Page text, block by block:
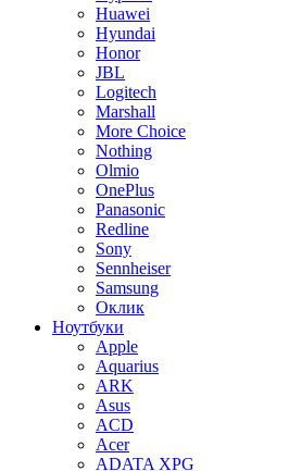
Huawei
Hyundai
Honor
JBL
Logitech
Marshall
More Choice
Nothing
Olmio
OnePlus
Panasonic
Redline
Sony
Sennheiser
Samsung
Оклик
Ноутбуки
Apple
Aquarius
ARK
Asus
ACD
Acer
ADATA XPG